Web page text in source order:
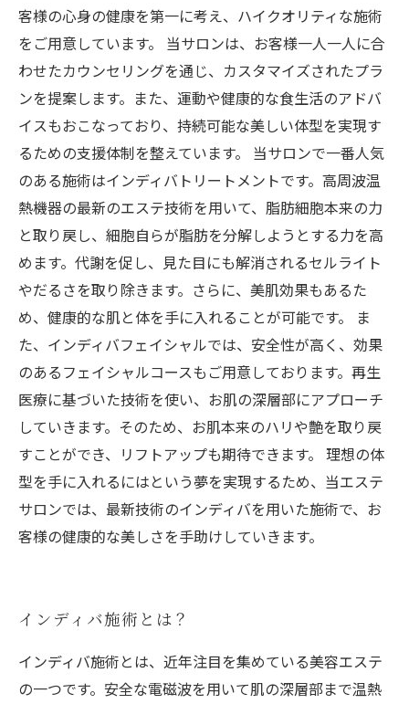
客様の心身の健康を第一に考え、ハイクオリティな施術
をご用意しています。 当サロンは、お客様一人一人に合
わせたカウンセリングを通じ、カスタマイズされたプラ
ンを提案します。また、運動や健康的な食生活のアドバ
イスもおこなっており、持続可能な美しい体型を実現す
るための支援体制を整えています。 当サロンで一番人気
のある施術はインディバトリートメントです。高周波温
熱機器の最新のエステ技術を用いて、脂肪細胞本来の力
と取り戻し、細胞自らが脂肪を分解しようとする力を高
めます。代謝を促し、見た目にも解消されるセルライト
やだるさを取り除きます。さらに、美肌効果もあるた
め、健康的な肌と体を手に入れることが可能です。 ま
た、インディバフェイシャルでは、安全性が高く、効果
のあるフェイシャルコースもご用意しております。再生
医療に基づいた技術を使い、お肌の深層部にアプローチ
していきます。そのため、お肌本来のハリや艶を取り戻
すことができ、リフトアップも期待できます。 理想の体
型を手に入れるにはという夢を実現するため、当エステ
サロンでは、最新技術のインディバを用いた施術で、お
客様の健康的な美しさを手助けしていきます。
インディバ施術とは？
インディバ施術とは、近年注目を集めている美容エステ
の一つです。安全な電磁波を用いて肌の深層部まで温熱